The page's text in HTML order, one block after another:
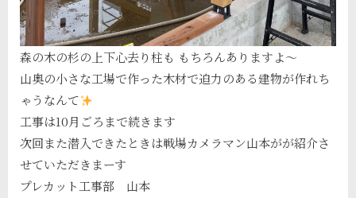
森の木の杉の上下心去り柱も もちろんありますよ〜
山奥の小さな工場で作った木材で迫力のある建物が作れち
ゃうなんて
工事は10月ごろまで続きます
次回また潜入できたときは戦場カメラマン山本がが紹介さ
せていただきまーす
プレカット工事部 山本